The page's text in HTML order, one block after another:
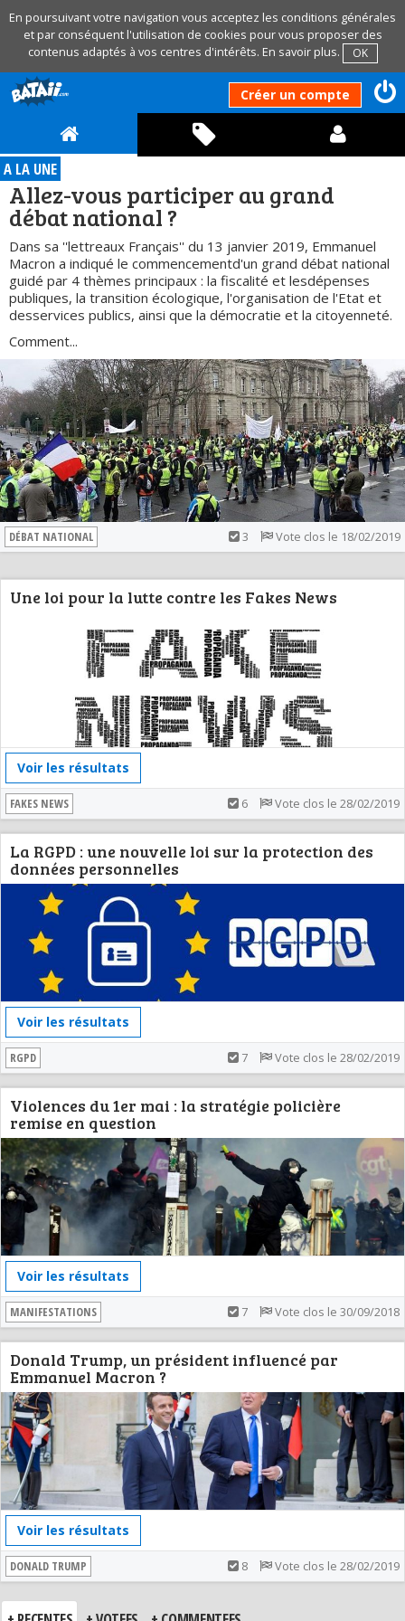
En poursuivant votre navigation vous acceptez les conditions générales
et par conséquent l'utilisation de cookies pour vous proposer des
contenus adaptés à vos centres d'intérêts. En savoir plus. OK
Créer un compte
A LA UNE
Allez-vous participer au grand
débat national ?
Dans sa ''lettreaux Français'' du 13 janvier 2019, Emmanuel
Macron a indiqué le commencementd'un grand débat national
guidé par 4 thèmes principaux : la fiscalité et lesdépenses
publiques, la transition écologique, l'organisation de l'Etat et
desservices publics, ainsi que la démocratie et la citoyenneté.
Comment...
DÉBAT NATIONAL 3 Vote clos le 18/02/2019
Une loi pour la lutte contre les Fakes News
Voir les résultats
FAKES NEWS 6 Vote clos le 28/02/2019
La RGPD : une nouvelle loi sur la protection des
données personnelles
Voir les résultats
RGPD 7 Vote clos le 28/02/2019
Violences du 1er mai : la stratégie policière
remise en question
Voir les résultats
MANIFESTATIONS 7 Vote clos le 30/09/2018
Donald Trump, un président influencé par
Emmanuel Macron ?
Voir les résultats
DONALD TRUMP 8 Vote clos le 28/02/2019